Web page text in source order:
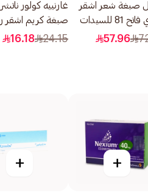
صبغة شعر اشقر
رمادي فاتح 81 للسيدات
57.96
غارنييه كولور
صبغة كريم اشقر
غامق 6.1 1 قطعة
24.15
16.18
+
+